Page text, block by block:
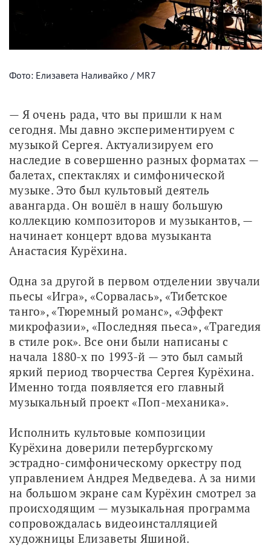
Фото: Елизавета Наливайко / MR7
— Я очень рада, что вы пришли к нам
сегодня. Мы давно экспериментируем с
музыкой Сергея. Актуализируем его
наследие в совершенно разных форматах —
балетах, спектаклях и симфонической
музыке. Это был культовый деятель
авангарда. Он вошёл в нашу большую
коллекцию композиторов и музыкантов, —
начинает концерт вдова музыканта
Анастасия Курёхина.
Одна за другой в первом отделении звучали
пьесы «Игра», «Сорвалась», «Тибетское
танго», «Тюремный романс», «Эффект
микрофазии», «Последняя пьеса», «Трагедия
в стиле рок». Все они были написаны с
начала 1880-х по 1993-й — это был самый
яркий период творчества Сергея Курёхина.
Именно тогда появляется его главный
музыкальный проект «Поп-механика».
Исполнить культовые композиции
Курёхина доверили петербургскому
эстрадно-симфоническому оркестру под
управлением Андрея Медведева. А за ними
на большом экране сам Курёхин смотрел за
происходящим — музыкальная программа
сопровождалась видеоинсталляцией
художницы Елизаветы Яшиной.